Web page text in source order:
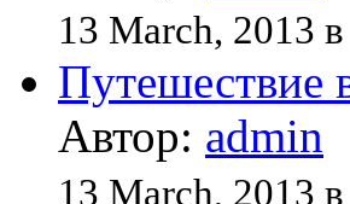
13 March, 2013
Путешествие
Автор: admin
13 March, 2013